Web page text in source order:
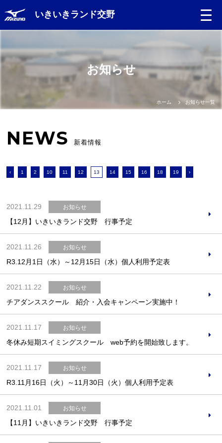
いきいきランド交野
お問合せフォーム
交野市施設予約システム
お知らせ
ホーム お知らせ一覧
NEWS 新着情報
‹ 1 2 10 11 12 13 14 15 16 18 19 ›
2021.11.29 お知らせ
【12月】いきいきランド交野 行事予定
2021.11.26 お知らせ
R3.12月1日（水）～12月15日（水）個人利用予定表
2021.11.22 お知らせ
チアダンススクール 紹介・入会キャンペーン実施中！
2021.11.17 お知らせ
冬休み短期スイミングスクール web予約を開始致します。
2021.11.17 お知らせ
R3.11月16日（火）～11月30日（火）個人利用予定表
2021.11.01 お知らせ
【11月】いきいきランド交野 行事予定